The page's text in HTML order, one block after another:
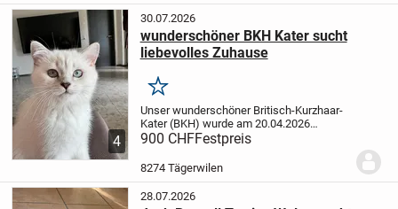
4
30.07.2026
wunderschöner BKH Kater sucht
liebevolles Zuhause
Merken
Unser wunderschöner Britisch-Kurzhaar-
Kater (BKH) wurde am 20.04.2026
geboren und ist ab Mitte Juli 2026
Bei seinem Auszug ist er:
✔️ geimpft✔️ entwurmt
Alltagsgeräusche...
900 CHFFestpreis
8274 Tägerwilen
28.07.2026